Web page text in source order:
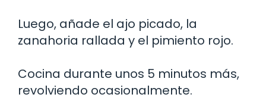
Luego, añade el ajo picado, la
zanahoria rallada y el pimiento rojo.
Cocina durante unos 5 minutos más,
revolviendo ocasionalmente.